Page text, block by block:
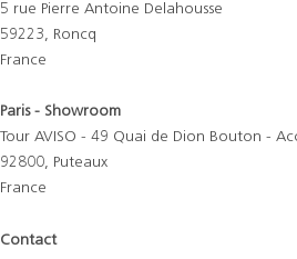
5 rue Pierre Antoine Delahousse
59223, Roncq
France
Paris - Showroom
Tour AVISO - 49 Quai de Dion Bouton -
92800, Puteaux
France
Contact